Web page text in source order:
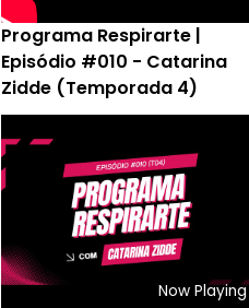
Programa Respirarte |
Episódio #010 - Catarina
Zidde (Temporada 4)
Now Playing